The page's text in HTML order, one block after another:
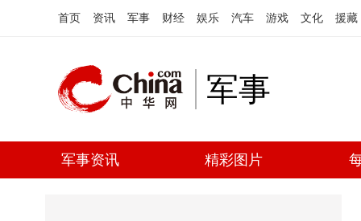
首页 资讯 军事 财经 娱乐 汽车 游戏 文化 援藏
军事
军事资讯 精彩图片